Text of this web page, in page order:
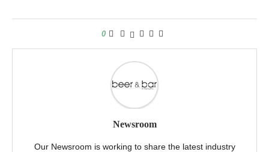
0
Newsroom
Our Newsroom is working to share the latest industry